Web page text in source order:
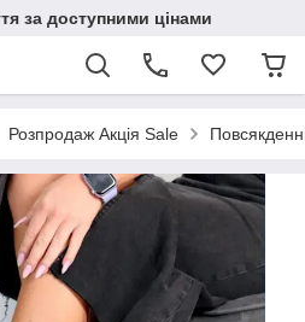
за доступними цінами
Розпродаж Акція Sale